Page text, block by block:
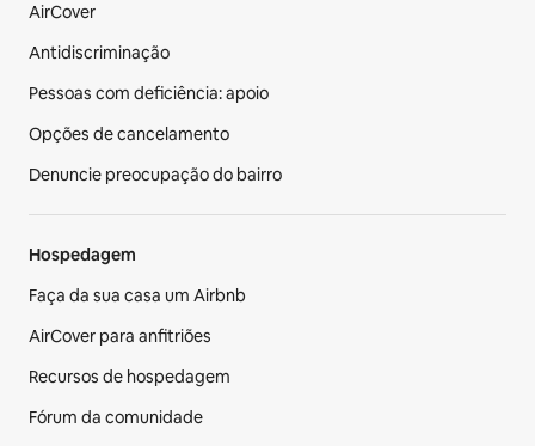
AirCover
Antidiscriminação
Pessoas com deficiência: apoio
Opções de cancelamento
Denuncie preocupação do bairro
Hospedagem
Faça da sua casa um Airbnb
AirCover para anfitriões
Recursos de hospedagem
Fórum da comunidade